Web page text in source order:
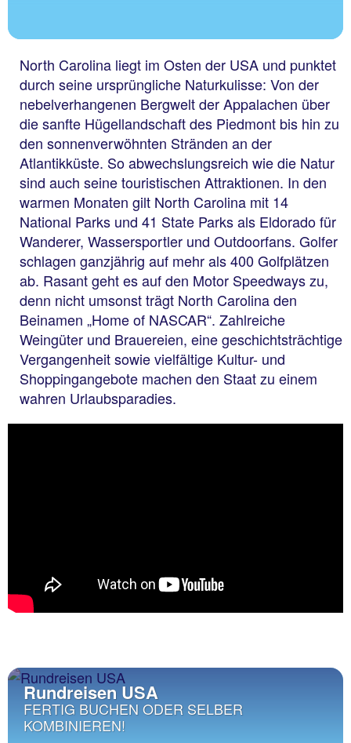
North Carolina liegt im Osten der USA und punktet
durch seine ursprüngliche Naturkulisse: Von der
nebelverhangenen Bergwelt der Appalachen über
die sanfte Hügellandschaft des Piedmont bis hin zu
den sonnenverwöhnten Stränden an der
Atlantikküste. So abwechslungsreich wie die Natur
sind auch seine touristischen Attraktionen. In den
warmen Monaten gilt North Carolina mit 14
National Parks und 41 State Parks als Eldorado für
Wanderer, Wassersportler und Outdoorfans. Golfer
schlagen ganzjährig auf mehr als 400 Golfplätzen
ab. Rasant geht es auf den Motor Speedways zu,
denn nicht umsonst trägt North Carolina den
Beinamen „Home of NASCAR“. Zahlreiche
Weingüter und Brauereien, eine geschichtsträchtige
Vergangenheit sowie vielfältige Kultur- und
Shoppingangebote machen den Staat zu einem
wahren Urlaubsparadies.
Rundreisen USA
FERTIG BUCHEN ODER SELBER
KOMBINIEREN!